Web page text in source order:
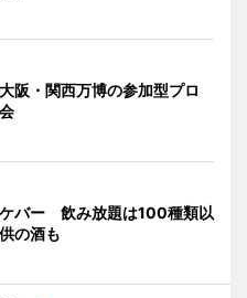
阪・関西万博の参加型プロ
バー 飲み放題は100種類以
の酒も